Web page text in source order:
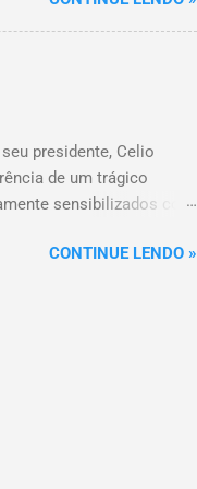
BH, acompanhando
presidente, Celio
de um trágico
sensibilizados com
amor, dedicação e
Coopacredi
CONTINUE LENDO »